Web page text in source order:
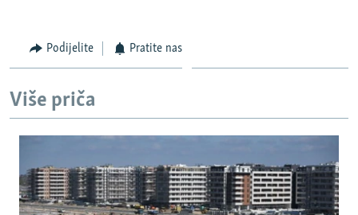
Auto 270p
Podijelite Pratite nas
Više priča